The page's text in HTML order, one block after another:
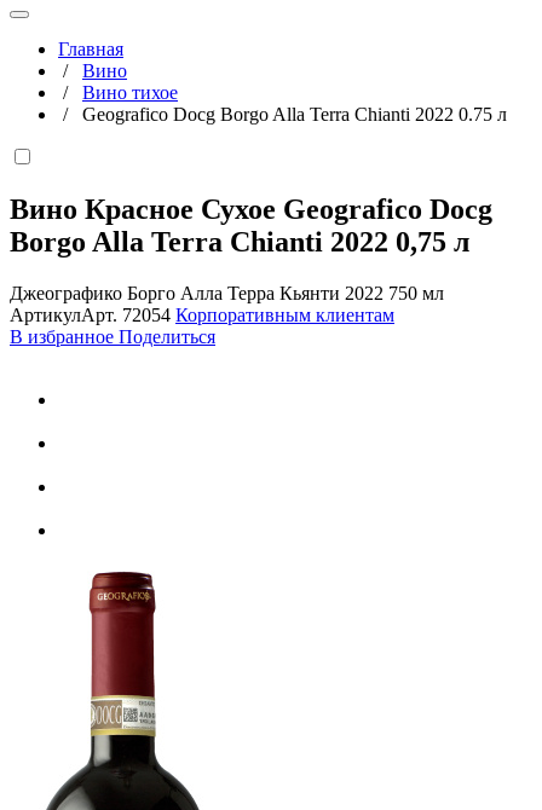
Главная
/ Вино
/ Вино тихое
/ Geografico Docg Borgo Alla Terra Chianti 2022 0.75 л
Вино Красное Сухое Geografico Docg
Borgo Alla Terra Chianti 2022 0,75 л
Джеографико Борго Алла Терра Кьянти 2022 750 мл
АртикулАрт. 72054 Корпоративным клиентам
В избранное Поделиться